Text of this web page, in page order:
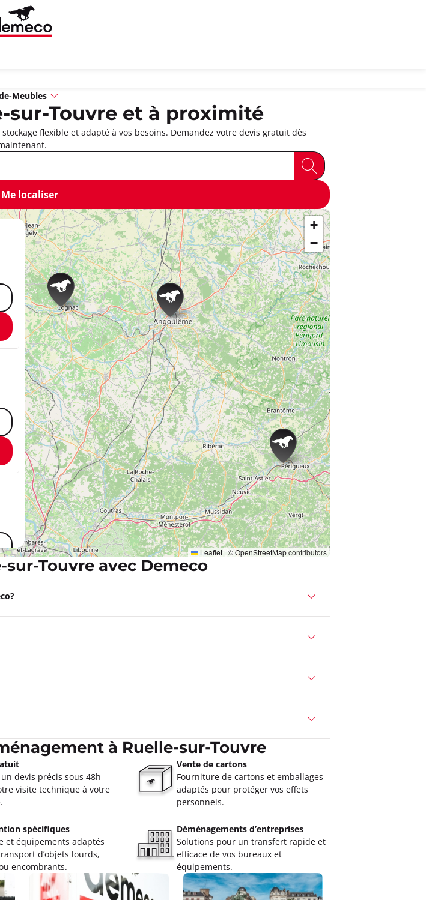
Meubles
sur-Touvre et à proximité
flexible et adapté à vos besoins. Demandez votre devis gratuit dès
Me localiser
+
−
Leaflet | ©OpenStreetMapcontributors
Touvre avec Demeco
à Ruelle-sur-Touvre
un devis précis sous 48h
visite technique à votre
Vente de cartons
Fourniture de cartons et emballages
adaptés pour protéger vos effets
personnels.
spécifiques
et équipements adaptés
d’objets lourds,
encombrants.
Déménagements d’entreprises
Solutions pour un transfert rapide et
efficace de vos bureaux et
équipements.